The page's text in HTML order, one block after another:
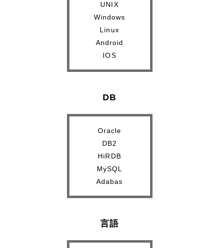
UNIX
Windows
Linux
Android
IOS
DB
Oracle
DB2
HiRDB
MySQL
Adabas
言語